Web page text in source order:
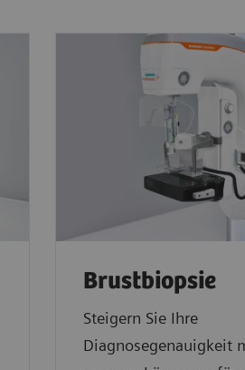
Brustbiopsie
Steigern Sie Ihre
Diagnosegenauigkeit